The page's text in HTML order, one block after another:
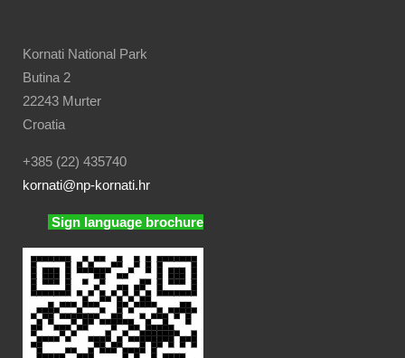
Kornati National Park
Butina 2
22243 Murter
Croatia
+385 (22) 435740
kornati@np-kornati.hr
Sign language brochure